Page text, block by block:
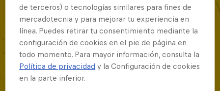
Red Bull Batalla Nueva Historia:
de terceros) o tecnologías similares para fines de
mercadotecnia y para mejorar tu experiencia en
línea. Puedes retirar tu consentimiento mediante la
configuración de cookies en el pie de página en
todo momento. Para mayor información, consulta la
Política de privacidad y la Configuración de cookies
en la parte inferior.